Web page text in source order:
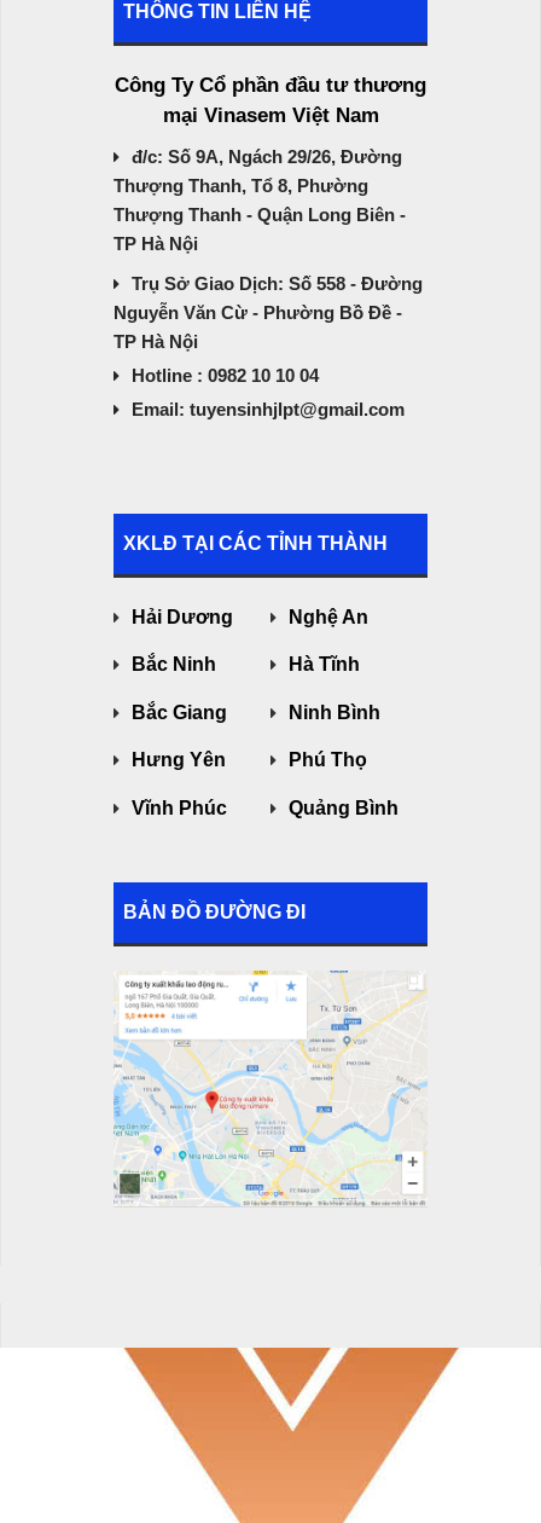
THÔNG TIN LIÊN HỆ
Công Ty Cổ phần đầu tư thương
mại Vinasem Việt Nam
đ/c: Số 9A, Ngách 29/26, Đường
Thượng Thanh, Tổ 8, Phường
Thượng Thanh - Quận Long Biên -
TP Hà Nội
Trụ Sở Giao Dịch: Số 558 - Đường
Nguyễn Văn Cừ - Phường Bồ Đề -
TP Hà Nội
Hotline : 0982 10 10 04
Email: tuyensinhjlpt@gmail.com
XKLĐ TẠI CÁC TỈNH THÀNH
Hải Dương Nghệ An
Bắc Ninh Hà Tĩnh
Bắc Giang Ninh Bình
Hưng Yên Phú Thọ
Vĩnh Phúc Quảng Bình
BẢN ĐỒ ĐƯỜNG ĐI